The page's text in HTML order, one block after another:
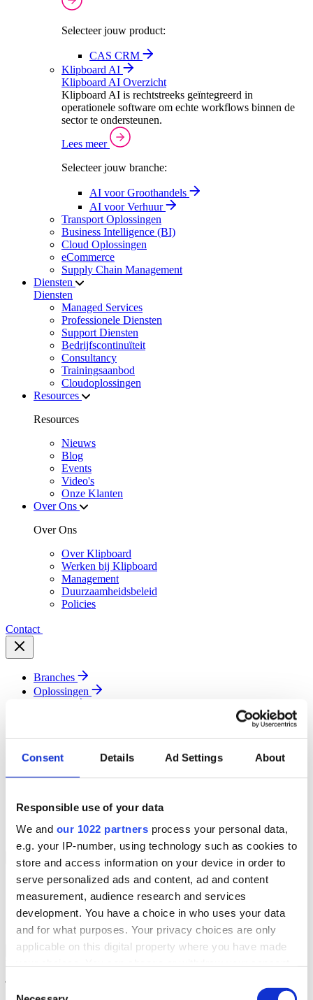
Consent Details Ad Settings About
Responsible use of your data
We and our 1022 partners process your personal data,
e.g. your IP-number, using technology such as cookies to
store and access information on your device in order to
serve personalized ads and content, ad and content
measurement, audience research and services
development. You have a choice in who uses your data
and for what purposes. Your privacy choices are only
applicable on this digital property where you have made
the Privacy trigger icon.
Consent
Selecteer jouw product:
CAS CRM
Klipboard AI
Klipboard AI Overzicht
Klipboard AI is rechtstreeks geïntegreerd in
operationele software om echte workflows binnen de
sector te ondersteunen.
Lees meer
Selecteer jouw branche:
AI voor Groothandels
AI voor Verhuur
Transport Oplossingen
Business Intelligence (BI)
Cloud Oplossingen
eCommerce
Supply Chain Management
Diensten
Diensten
Managed Services
Professionele Diensten
Support Diensten
Bedrijfscontinuïteit
Consultancy
Trainingsaanbod
Cloudoplossingen
Resources
Resources
Nieuws
Blog
Events
Video's
Onze Klanten
Over Ons
Over Ons
Over Klipboard
Werken bij Klipboard
Management
Duurzaamheidsbeleid
Policies
Contact
Branches
Oplossingen
Region
Klantenportaal
Contact
Back to Menu Branches
Groothandel
Automotive
Verhuur
Field Service
Back to Branches
Groothandel Overzicht
Vergroot je ordercapaciteit en verhoog de klanttevredenheid terwijl